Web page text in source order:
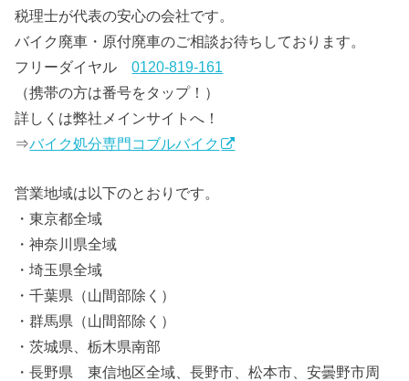
税理士が代表の安心の会社です。
バイク廃車・原付廃車のご相談お待ちしております。
フリーダイヤル0120-819-161
（携帯の方は番号をタップ！）
詳しくは弊社メインサイトへ！
⇒バイク処分専門コブルバイク
営業地域は以下のとおりです。
・東京都全域
・神奈川県全域
・埼玉県全域
・千葉県（山間部除く）
・群馬県（山間部除く）
・茨城県、栃木県南部
・長野県 東信地区全域、長野市、松本市、安曇野市周